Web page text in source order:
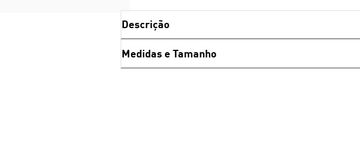
Descrição
Medidas e Tamanho